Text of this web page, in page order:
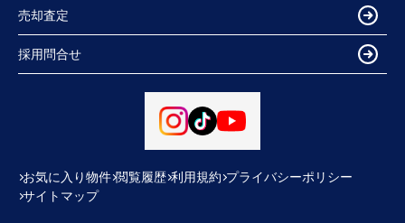
売却査定
採用問合せ
お気に入り物件 閲覧履歴 利用規約 プライバシーポリシー
サイトマップ